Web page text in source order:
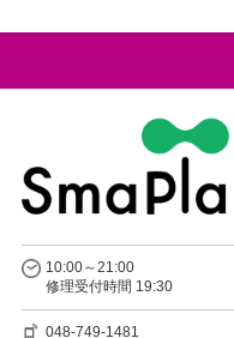
10:00～21:00
修理受付時間 19:30
048-749-1481